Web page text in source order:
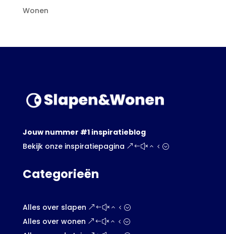
Wonen
Jouw nummer #1 inspiratieblog
Bekijk onze inspiratiepagina
Categorieën
Alles over slapen
Alles over wonen